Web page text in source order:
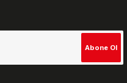
Abone Ol